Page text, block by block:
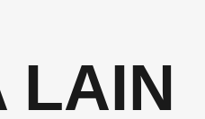
LAIN